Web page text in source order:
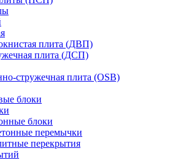
плита (ДВП)
плита (ДСП)
стружечная плита (OSB)
блоки
блоки
перемычки
перекрытия